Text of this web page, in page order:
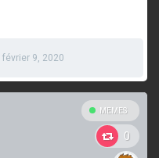
février 9, 2020
MEMES
0